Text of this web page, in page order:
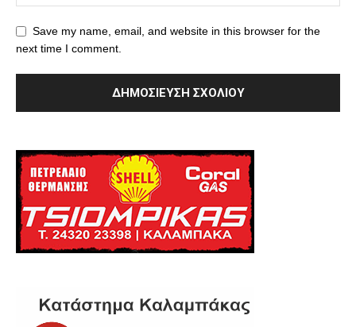
Save my name, email, and website in this browser for the
next time I comment.